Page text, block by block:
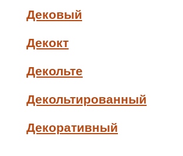
Дековый
Декокт
Декольте
Декольтированный
Декоративный